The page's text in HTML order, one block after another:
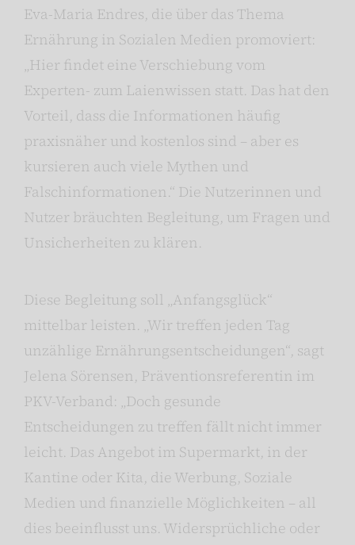
Eva-Maria Endres, die über das Thema
Ernährung in Sozialen Medien promoviert:
„Hier findet eine Verschiebung vom
Experten- zum Laienwissen statt. Das hat den
Vorteil, dass die Informationen häufig
praxisnäher und kostenlos sind – aber es
kursieren auch viele Mythen und
Falschinformationen.“ Die Nutzerinnen und
Nutzer bräuchten Begleitung, um Fragen und
Unsicherheiten zu klären.
Diese Begleitung soll „Anfangsglück“
mittelbar leisten. „Wir treffen jeden Tag
unzählige Ernährungsentscheidungen“, sagt
Jelena Sörensen, Präventionsreferentin im
PKV-Verband: „Doch gesunde
Entscheidungen zu treffen fällt nicht immer
leicht. Das Angebot im Supermarkt, in der
Kantine oder Kita, die Werbung, Soziale
Medien und finanzielle Möglichkeiten – all
dies beeinflusst uns. Widersprüchliche oder